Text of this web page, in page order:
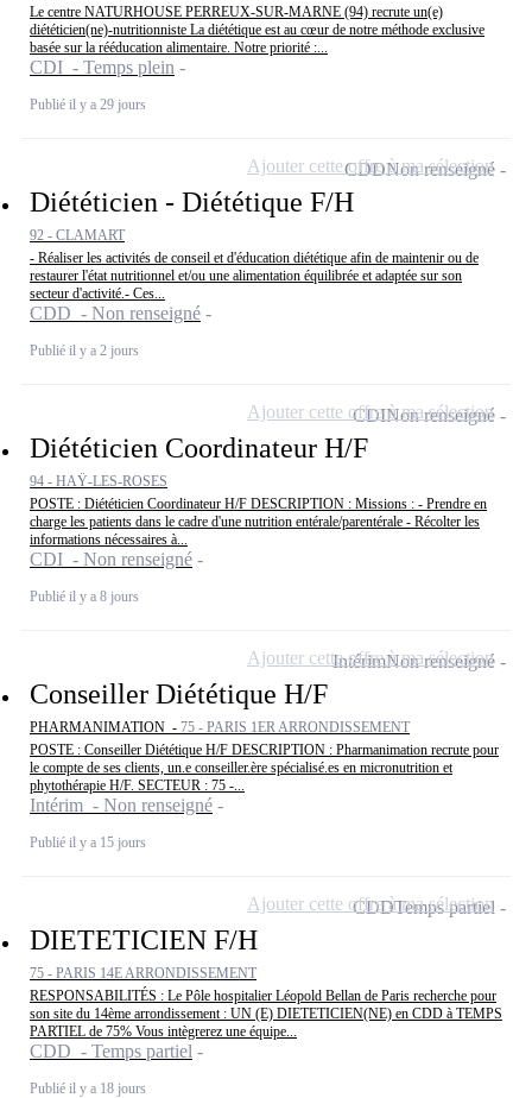
Le centre NATURHOUSE PERREUX-SUR-MARNE (94) recrute un(e)
diététicien(ne)-nutritionniste La diététique est au cœur de notre méthode exclusive
basée sur la rééducation alimentaire. Notre priorité :...
CDI - Temps plein
Publié il y a 29 jours
Diététicien - Diététique F/H
92 - CLAMART
- Réaliser les activités de conseil et d'éducation diététique afin de maintenir ou de
restaurer l'état nutritionnel et/ou une alimentation équilibrée et adaptée sur son
secteur d'activité.- Ces...
CDD - Non renseigné
Publié il y a 2 jours
CDDNon renseigné
Ajouter cette offre à ma sélection
Diététicien Coordinateur H/F
94 - HAŸ-LES-ROSES
POSTE : Diététicien Coordinateur H/F DESCRIPTION : Missions : - Prendre en
charge les patients dans le cadre d'une nutrition entérale/parentérale - Récolter les
informations nécessaires à...
CDI - Non renseigné
Publié il y a 8 jours
CDINon renseigné
Ajouter cette offre à ma sélection
Conseiller Diététique H/F
PHARMANIMATION - 75 - PARIS 1ER ARRONDISSEMENT
POSTE : Conseiller Diététique H/F DESCRIPTION : Pharmanimation recrute pour
le compte de ses clients, un.e conseiller.ère spécialisé.es en micronutrition et
phytothérapie H/F. SECTEUR : 75 -...
Intérim - Non renseigné
Publié il y a 15 jours
IntérimNon renseigné
Ajouter cette offre à ma sélection
DIETETICIEN F/H
75 - PARIS 14E ARRONDISSEMENT
RESPONSABILITÉS : Le Pôle hospitalier Léopold Bellan de Paris recherche pour
son site du 14ème arrondissement : UN (E) DIETETICIEN(NE) en CDD à TEMPS
PARTIEL de 75% Vous intègrerez une équipe...
CDD - Temps partiel
Publié il y a 18 jours
CDDTemps partiel
Ajouter cette offre à ma sélection